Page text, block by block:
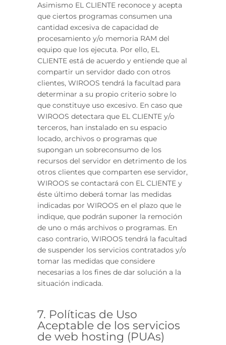
Asimismo EL CLIENTE reconoce y acepta
que ciertos programas consumen una
cantidad excesiva de capacidad de
procesamiento y/o memoria RAM del
equipo que los ejecuta. Por ello, EL
CLIENTE está de acuerdo y entiende que al
compartir un servidor dado con otros
clientes, WIROOS tendrá la facultad para
determinar a su propio criterio sobre lo
que constituye uso excesivo. En caso que
WIROOS detectara que EL CLIENTE y/o
terceros, han instalado en su espacio
locado, archivos o programas que
supongan un sobreconsumo de los
recursos del servidor en detrimento de los
otros clientes que comparten ese servidor,
WIROOS se contactará con EL CLIENTE y
éste último deberá tomar las medidas
indicadas por WIROOS en el plazo que le
indique, que podrán suponer la remoción
de uno o más archivos o programas. En
caso contrario, WIROOS tendrá la facultad
de suspender los servicios contratados y/o
tomar las medidas que considere
necesarias a los fines de dar solución a la
situación indicada.
7. Políticas de Uso
Aceptable de los servicios
de web hosting (PUAs)